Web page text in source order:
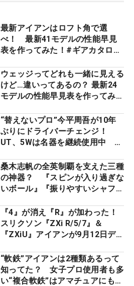
最新アイアンはロフト角で選
べ！ 最新41モデルの性能早見
表を作ってみた！#ギアカタログ
ウェッジってどれも一緒に見える
けど…違いってあるの？ 最新24
モデルの性能早見表を作ってみ
“替えないプロ”今平周吾が10年
ぶりにドライバーチェンジ！
UT、5Wは名器を継続使用中 #
桑木志帆の全英制覇を支えた三種
の神器？ 『スピンが入り過ぎな
いボール』『振りやすいシャフ
ー』 #女子プロセッティング
『4』が消え『R』が加わった！
スリクソン『ZXi R/5/7』＆
『ZXiU』アイアンが9月12日デ
“軟鉄”アイアンは2種類あるって
知ってた？ 女子プロ使用者も多
い“複合軟鉄”はアマチュアにもオ